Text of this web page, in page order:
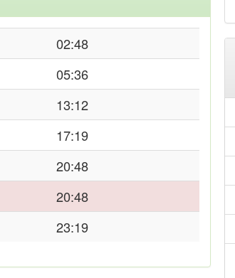
02:48
05:36
13:12
17:19
20:48
20:48
23:19